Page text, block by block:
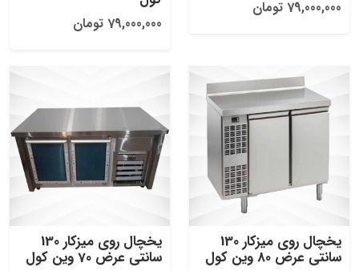
79,000,000 تومان
79,000,000 تومان
یخچال روی میزکار 130
سانتی عرض 80 وین کول
یخچال روی میزکار 130
سانتی عرض 70 وین کول